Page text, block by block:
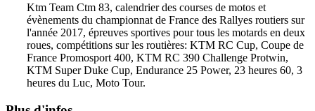
Ktm Team Ctm 83, calendrier des courses de motos et
évènements du championnat de France des Rallyes routiers sur
l'année 2017, épreuves sportives pour tous les motards en deux
roues, compétitions sur les routières: KTM RC Cup, Coupe de
France Promosport 400, KTM RC 390 Challenge Protwin,
KTM Super Duke Cup, Endurance 25 Power, 23 heures 60, 3
heures du Luc, Moto Tour.